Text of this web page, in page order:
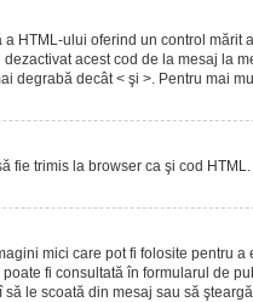
HTML-ului oferind un control
acest cod de la mesaj la
degrabă decât < şi >. Pentru mai
fie trimis la browser ca şi cod
mici care pot fi folosite pentru
fi consultată în formularul de
le scoată din mesaj sau să